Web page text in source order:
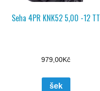
Seha 4PR KNK52 5,00 -12 TT
979,00Kč
šek